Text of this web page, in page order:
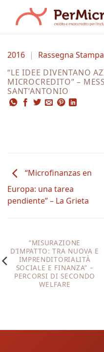
contenuti
2016 |
Rassegna Stampa
“LE IDEE DIVENTANO
MICROCREDITO” –
SANT’ANTONIO
“Microfinanzas en
Europa: una tarea
pendiente” – La Grieta
“MISURAZIONE
D’IMPATTO: TRA NUOVA E
IMPRENDITORIALITÀ
SOCIALE E FINANZA” –
PERCORSI DI SECONDO
WELFARE